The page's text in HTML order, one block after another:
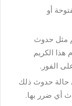
أو
مثل حدوث
هذا الكريم
الفور.
حالة حدوث ذلك
أي ضرر بها.